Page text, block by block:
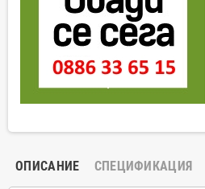
ОПИСАНИЕ СПЕЦИФИКАЦИЯ